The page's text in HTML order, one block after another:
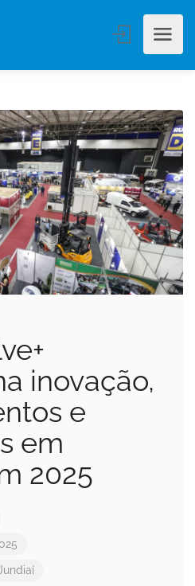
inovação,
e
em
2025